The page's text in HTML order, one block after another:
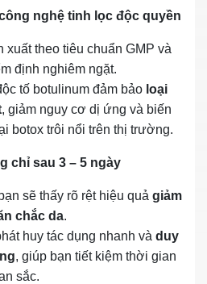
nghệ tinh lọc độc quyền
xuất theo tiêu chuẩn GMP và
định nghiêm ngặt.
tố botulinum đảm bảo loại
, giảm nguy cơ dị ứng và biến
botox trôi nổi trên thị trường.
chỉ sau 3 – 5 ngày
sẽ thấy rõ rệt hiệu quả giảm
chắc da.
huy tác dụng nhanh và duy
, giúp bạn tiết kiệm thời gian
sắc.